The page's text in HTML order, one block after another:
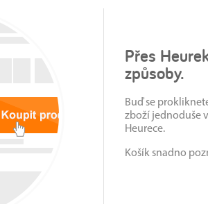
Přes
způsoby.
Buď se
zboží jednoduše
Heurece.
Košík snadno